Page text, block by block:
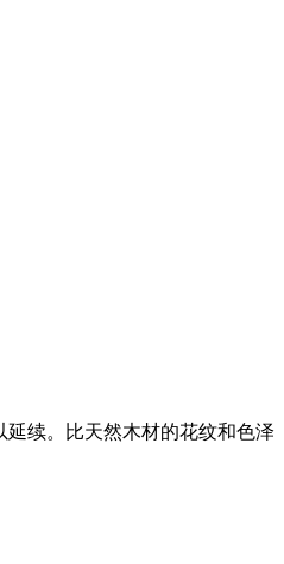
续。比天然木材的花纹和色泽